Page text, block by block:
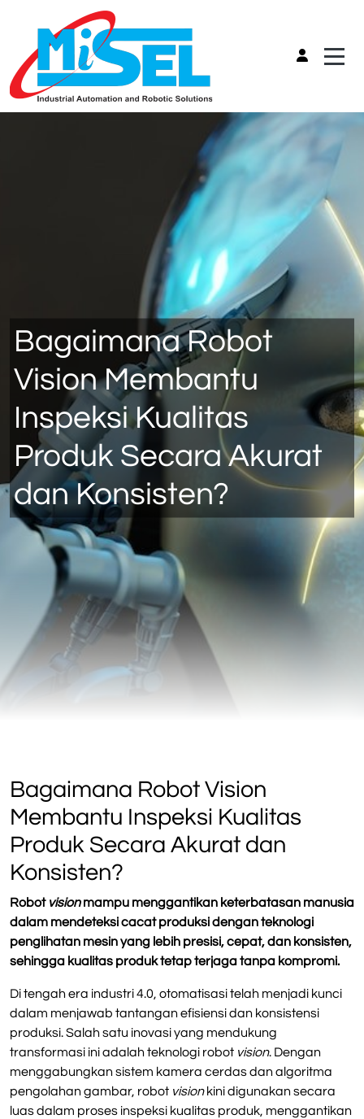
Bagaimana Robot
Vision Membantu
Inspeksi Kualitas
Produk Secara Akurat
dan Konsisten?
Bagaimana Robot Vision
Membantu Inspeksi Kualitas
Produk Secara Akurat dan
Konsisten?
Robot visionmampu menggantikan keterbatasan manusia
dalam mendeteksi cacat produksi dengan teknologi
penglihatan mesin yang lebih presisi, cepat, dan konsisten,
sehingga kualitas produk tetap terjaga tanpa kompromi.
Di tengah era industri 4.0, otomatisasi telah menjadi kunci
dalam menjawab tantangan efisiensi dan konsistensi
produksi. Salah satu inovasi yang mendukung
transformasi ini adalah teknologi robot vision. Dengan
menggabungkan sistem kamera cerdas dan algoritma
pengolahan gambar, robot visionkini digunakan secara
luas dalam proses inspeksi kualitas produk, menggantikan